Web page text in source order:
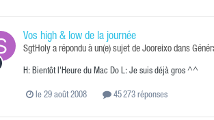
Vos high & low de la journée
SgtHoly a répondu à un(e) sujet de Jooreixo dans
H: Bientôt l'Heure du Mac Do L: Je suis déjà gros ^^
le 29 août 2008 45 273 réponses